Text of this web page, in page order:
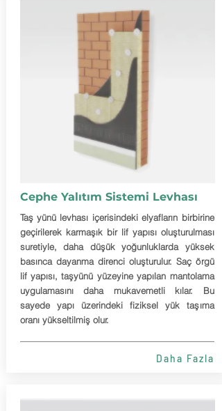
Cephe Yalıtım Sistemi Levhası
Taş yünü levhası içerisindeki elyafların birbirine
geçirilerek karmaşık bir lif yapısı oluşturulması
suretiyle, daha düşük yoğunluklarda yüksek
basınca dayanma direnci oluşturulur. Saç örgü
lif yapısı, taşyünü yüzeyine yapılan mantolama
uygulamasını daha mukavemetli kılar. Bu
sayede yapı üzerindeki fiziksel yük taşıma
oranı yükseltilmiş olur.
Daha Fazla